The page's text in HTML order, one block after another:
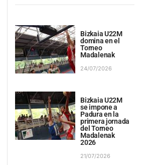
Bizkaia U22M
domina en el
Torneo
Madalenak
24/07/2026
Bizkaia U22M
se impone a
Padura en la
primera jornada
del Torneo
Madalenak
2026
21/07/2026